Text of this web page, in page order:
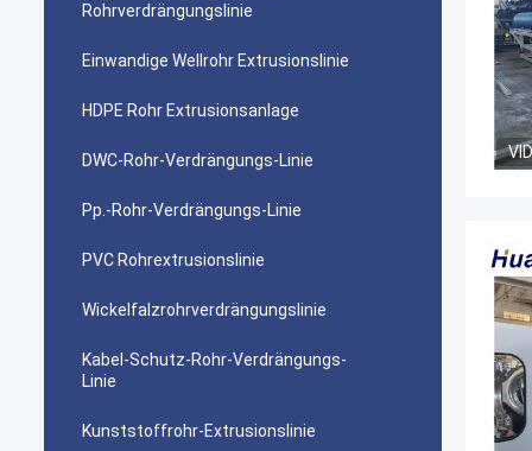
Rohrverdrängungslinie
Einwandige Wellrohr Extrusionslinie
HDPE Rohr Extrusionsanlage
DWC-Rohr-Verdrängungs-Linie
Pp.-Rohr-Verdrängungs-Linie
PVC Rohrextrusionslinie
Wickelfalzrohrverdrängungslinie
Kabel-Schutz-Rohr-Verdrängungs-
Linie
Kunststoffrohr-Extrusionslinie